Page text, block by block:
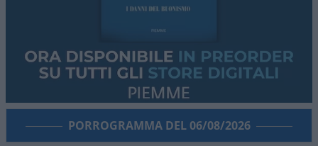
PORROGRAMMA DEL 06/08/2026